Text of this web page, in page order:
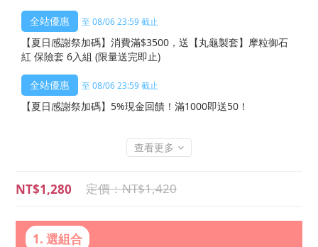
至 08/06 23:59 截止
【夏日感謝祭加碼】消費滿$3500，送【丸龜製套】摩粒御石
紅 保險套 6入組 (限量送完即止)
至 08/06 23:59 截止
【夏日感謝祭加碼】5%現金回饋！滿1000即送50！
查看更多
NT$1,420
NT$1,280
1. 選組合